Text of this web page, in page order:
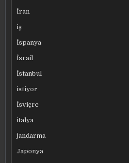
İran
iş
İspanya
İsrail
İstanbul
istiyor
İsviçre
italya
jandarma
Japonya